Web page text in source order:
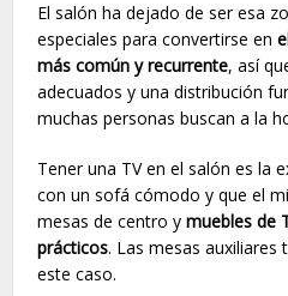
El salón ha dejado de ser esa
especiales para convertirse en
más común y recurrente, así
adecuados y una distribución
muchas personas buscan a la
Tener una TV en el salón es la
con un sofá cómodo y que el
mesas de centro ymuebles de
prácticos. Las mesas auxiliares
este caso.